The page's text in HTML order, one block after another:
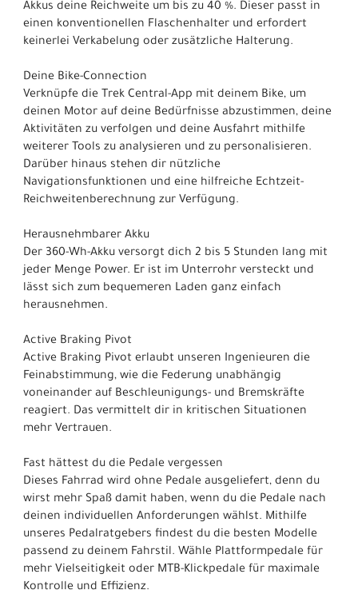
Akkus deine Reichweite um bis zu 40 %. Dieser passt in
einen konventionellen Flaschenhalter und erfordert
keinerlei Verkabelung oder zusätzliche Halterung.
Deine Bike-Connection
Verknüpfe die Trek Central-App mit deinem Bike, um
deinen Motor auf deine Bedürfnisse abzustimmen, deine
Aktivitäten zu verfolgen und deine Ausfahrt mithilfe
weiterer Tools zu analysieren und zu personalisieren.
Darüber hinaus stehen dir nützliche
Navigationsfunktionen und eine hilfreiche Echtzeit-
Reichweitenberechnung zur Verfügung.
Herausnehmbarer Akku
Der 360-Wh-Akku versorgt dich 2 bis 5 Stunden lang mit
jeder Menge Power. Er ist im Unterrohr versteckt und
lässt sich zum bequemeren Laden ganz einfach
herausnehmen.
Active Braking Pivot
Active Braking Pivot erlaubt unseren Ingenieuren die
Feinabstimmung, wie die Federung unabhängig
voneinander auf Beschleunigungs- und Bremskräfte
reagiert. Das vermittelt dir in kritischen Situationen
mehr Vertrauen.
Fast hättest du die Pedale vergessen
Dieses Fahrrad wird ohne Pedale ausgeliefert, denn du
wirst mehr Spaß damit haben, wenn du die Pedale nach
deinen individuellen Anforderungen wählst. Mithilfe
unseres Pedalratgebers findest du die besten Modelle
passend zu deinem Fahrstil. Wähle Plattformpedale für
mehr Vielseitigkeit oder MTB-Klickpedale für maximale